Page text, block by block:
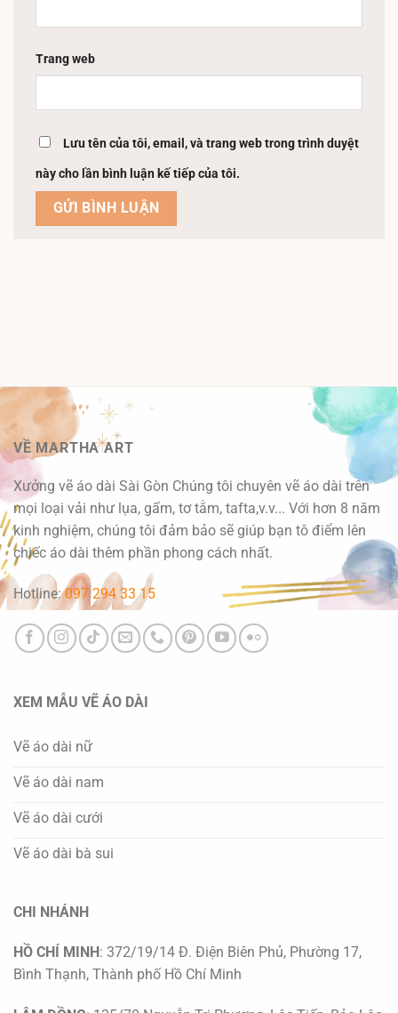
Trang web
Lưu tên của tôi, email, và trang web trong trình duyệt
này cho lần bình luận kế tiếp của tôi.
VỀ MARTHA ART
Xưởng vẽ áo dài Sài Gòn Chúng tôi chuyên vẽ áo dài trên
mọi loại vải như lụa, gấm, tơ tằm, tafta,v.v... Với hơn 8 năm
kinh nghiệm, chúng tôi đảm bảo sẽ giúp bạn tô điểm lên
chiếc áo dài thêm phần phong cách nhất.
Hotline:097 294 33 15
XEM MẪU VẼ ÁO DÀI
Vẽ áo dài nữ
Vẽ áo dài nam
Vẽ áo dài cưới
Vẽ áo dài bà sui
CHI NHÁNH
HỒ CHÍ MINH : 372/19/14 Đ. Điện Biên Phủ, Phường 17,
Bình Thạnh, Thành phố Hồ Chí Minh